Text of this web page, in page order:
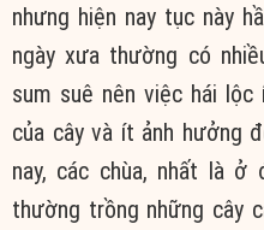
nhưng hiện nay tục này
ngày xưa thường có
sum suê nên việc hái
của cây và ít ảnh hưởng
nay, các chùa, nhất là ở
thường trồng những cây